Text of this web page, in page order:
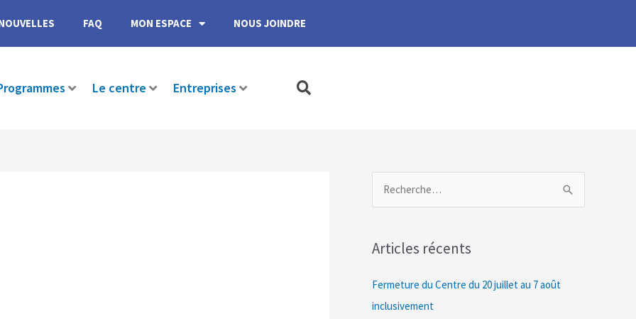
FAQ MON ESPACE NOUS JOINDRE
Le centre Entreprises
h
e
r
Articles récents
Fermeture du Centre du 20 juillet au 7 août
inclusivement